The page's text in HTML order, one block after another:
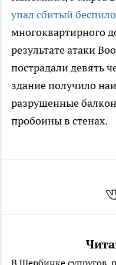
упал сбитый
многоквартирного
результате атаки
пострадали девять
здание получило
разрушенные
пробоины в стенах.
В Щербинке супругов,